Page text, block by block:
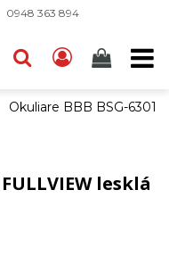
0948 363 894
Okuliare BBB BSG-6301
lesklá